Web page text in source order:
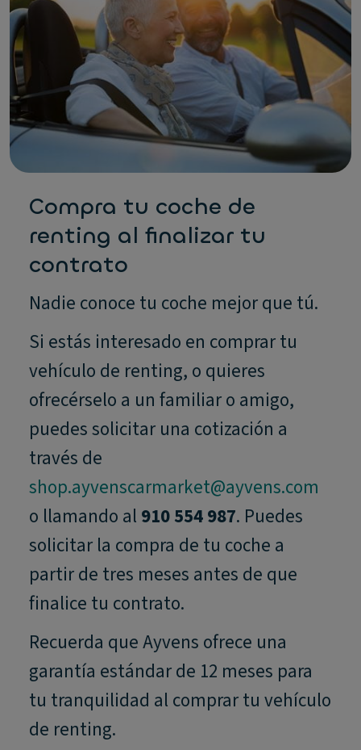
Compra tu coche de
renting al finalizar tu
contrato
Nadie conoce tu coche mejor que tú.
Si estás interesado en comprar tu
vehículo de renting, o quieres
ofrecérselo a un familiar o amigo,
puedes solicitar una cotización a
través de
shop.ayvenscarmarket@ayvens.com
o llamando al 910 554 987. Puedes
solicitar la compra de tu coche a
partir de tres meses antes de que
finalice tu contrato.
Recuerda que Ayvens ofrece una
garantía estándar de 12 meses para
tu tranquilidad al comprar tu vehículo
de renting.